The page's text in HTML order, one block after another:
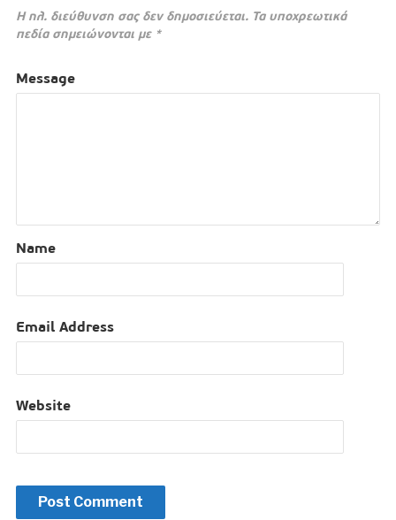
Η ηλ. διεύθυνση σας δεν δημοσιεύεται. Τα υποχρεωτικά
πεδία σημειώνονται με *
Message
Name
Email Address
Website